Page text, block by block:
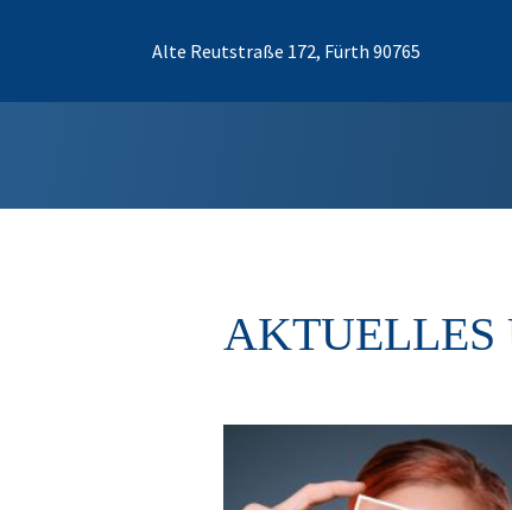
Alte Reutstraße 172, Fürth 90765
AKTUELLES